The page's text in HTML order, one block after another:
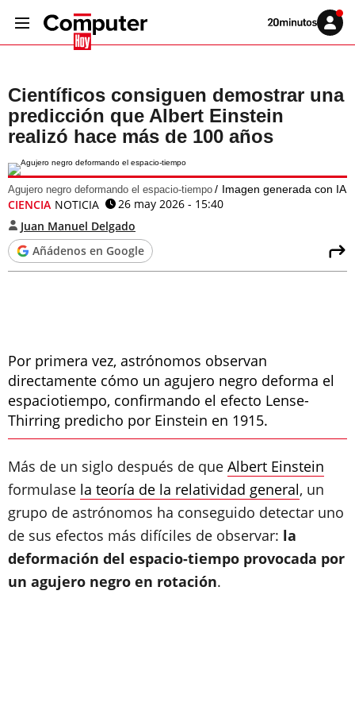
Volver
Iniciar
sesión
Científicos consiguen demostrar una
predicción que Albert Einstein
realizó hace más de 100 años
Agujero negro deformando el espacio-tiempo Imagen generada con IA
CIENCIA NOTICIA
26 may 2026 - 15:40
Juan Manuel Delgado
Añádenos en Google
Por primera vez, astrónomos observan
directamente cómo un agujero negro deforma el
espaciotiempo, confirmando el efecto Lense-
Thirring predicho por Einstein en 1915.
Más de un siglo después de que Albert Einstein
formulase la teoría de la relatividad general, un
grupo de astrónomos ha conseguido detectar uno
de sus efectos más difíciles de observar: la
deformación del espacio-tiempo provocada por
un agujero negro en rotación.